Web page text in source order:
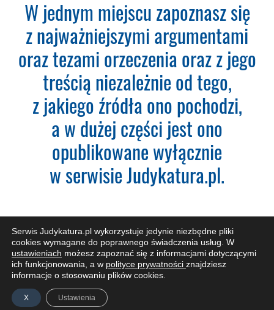
Aktualności Plus 360
Wyszukiwarka 360
Wyszukiwarka Plus 360 dni
Adres e-mail:
Nazwa Firmy:
NIP:
Kod Pocztowy:
W jednym miejscu zapoznasz się
z najważniejszymi argumentami
oraz tezami orzeczenia oraz z jego
treścią niezależnie od tego,
z jakiego źródła ono pochodzi,
a w dużej części jest ono
opublikowane wyłącznie
w serwisie Judykatura.pl.
ZAPISZ SIĘ DO NEWSLETTERA
Serwis Judykatura.pl wykorzystuje jedynie niezbędne pliki
cookies wymagane do poprawnego świadczenia usług. W
ustawieniach możesz zapoznać się z informacjami dotyczącymi
ich funkcjonowania, a w polityce prywatności znajdziesz
informacje o stosowaniu plików cookies.
X Ustawienia